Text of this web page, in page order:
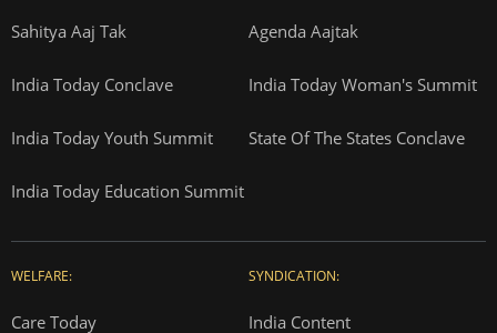
Sahitya Aaj Tak Agenda Aajtak
India Today Conclave India Today Woman's Summit
India Today Youth Summit State Of The States Conclave
India Today Education Summit
WELFARE:
Care Today
SYNDICATION:
India Content